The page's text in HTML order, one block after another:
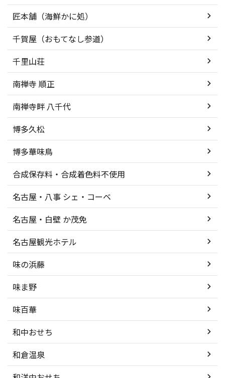
匠本舗（海鮮かに処）
千賀屋（おもてなし参道）
千里山荘
南禅寺 順正
南禅寺畔 八千代
博多久松
博多華味鳥
合成保存料・合成着色料不使用
名古屋・八事 シェ・コーベ
名古屋・白壁 か茂免
名古屋観光ホテル
味の浜藤
味ま野
味百華
和中おせち
和倉温泉